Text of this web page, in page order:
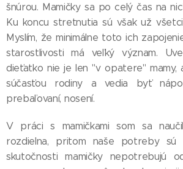
šnúrou. Mamičky sa po celý čas na
Ku koncu stretnutia sú však už
Myslím, že minimálne toto ich
starostlivosti má veľký význam.
dieťatko nie je len "v opatere" mamy,
súčasťou rodiny a vedia byť
prebaľovaní, nosení.
V práci s mamičkami som sa
rozdielna, pritom naše potreby
skutočnosti mamičky nepotrebujú